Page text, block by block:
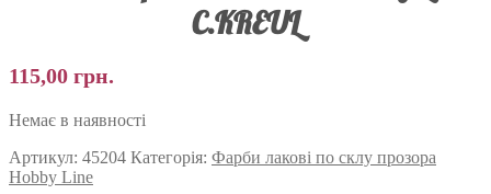
C.KREUL
115,00 грн.
Немає в наявності
Артикул: 45204 Категорія: Фарби лакові по склу прозора
Hobby Line